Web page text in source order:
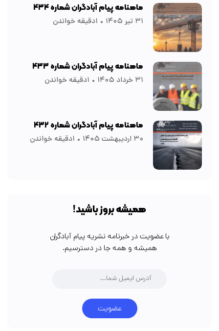
ماهنامه پیام آبادگران شماره ۴۳۴
۳۱ تیر ۱۴۰۵ ۱دقیقه خواندن
ماهنامه پیام آبادگران شماره ۴۳۳
۳۱ خرداد ۱۴۰۵ ۱دقیقه خواندن
ماهنامه پیام آبادگران شماره ۴۳۲
۳۰ اردیبهشت ۱۴۰۵ ۱دقیقه خواندن
همیشه بروز باشید!
با عضویت در خبرنامه نشریه پیام آبادگران
همیشه و همه جا در دسترسیم.
عضویت